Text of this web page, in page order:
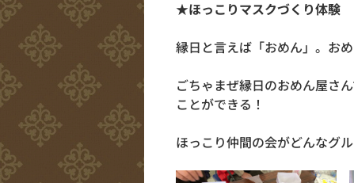
★ほっこりマスクづくり体験
縁日と言えば「おめん」。お
ごちゃまぜ縁日のおめん屋さ
ことができる！
ほっこり仲間の会がどんなグ